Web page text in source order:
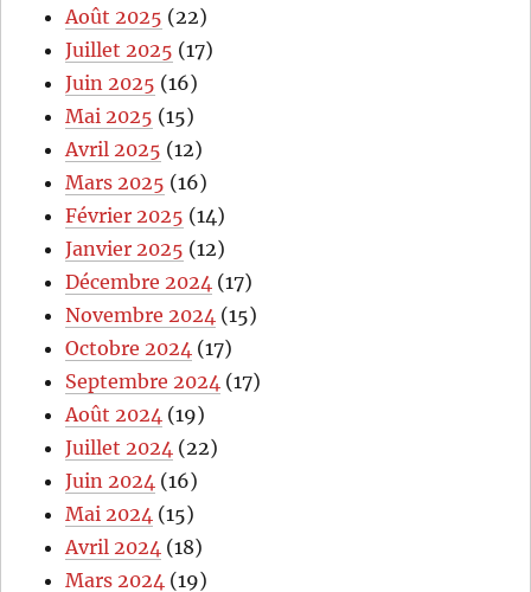
Août 2025 (22)
Juillet 2025 (17)
Juin 2025 (16)
Mai 2025 (15)
Avril 2025 (12)
Mars 2025 (16)
Février 2025 (14)
Janvier 2025 (12)
Décembre 2024 (17)
Novembre 2024 (15)
Octobre 2024 (17)
Septembre 2024 (17)
Août 2024 (19)
Juillet 2024 (22)
Juin 2024 (16)
Mai 2024 (15)
Avril 2024 (18)
Mars 2024 (19)